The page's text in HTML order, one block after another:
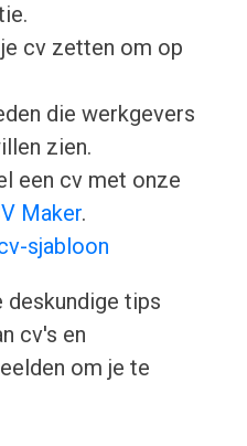
cv zetten om op
die werkgevers
zien.
een cv met onze
Maker.
sjabloon
deskundige tips
cv's en
om je te